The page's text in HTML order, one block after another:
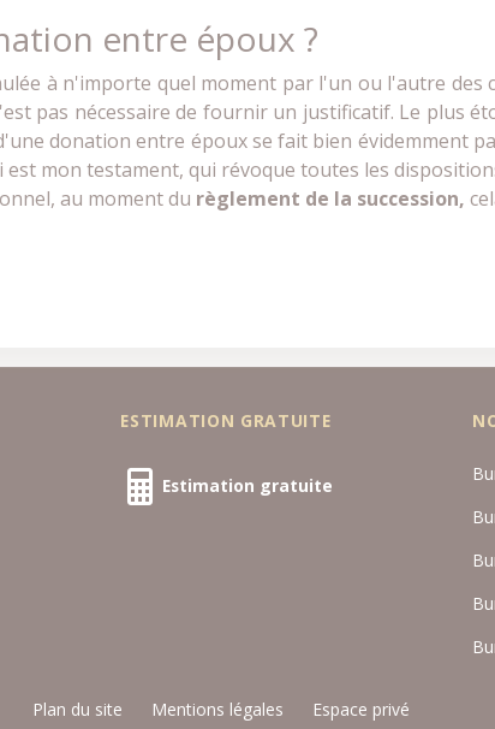
entre époux ?
à n'importe quel moment par l'un ou l'autre des
pas nécessaire de fournir un justificatif. Le plus
donation entre époux se fait bien évidemment
mon testament, qui révoque toutes les
au moment du règlement de la succession,
ESTIMATION GRATUITE
Estimation gratuite
Plan du site Mentions légales Espace privé